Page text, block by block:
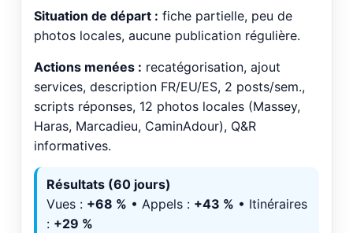
Situation de départ : fiche partielle, peu de
photos locales, aucune publication régulière.
Actions menées : recatégorisation, ajout
services, description FR/EU/ES, 2 posts/sem.,
scripts réponses, 12 photos locales (Massey,
Haras, Marcadieu, CaminAdour), Q&R
informatives.
Résultats (60 jours)
Vues : +68 % • Appels : +43 % • Itinéraires
: +29 %